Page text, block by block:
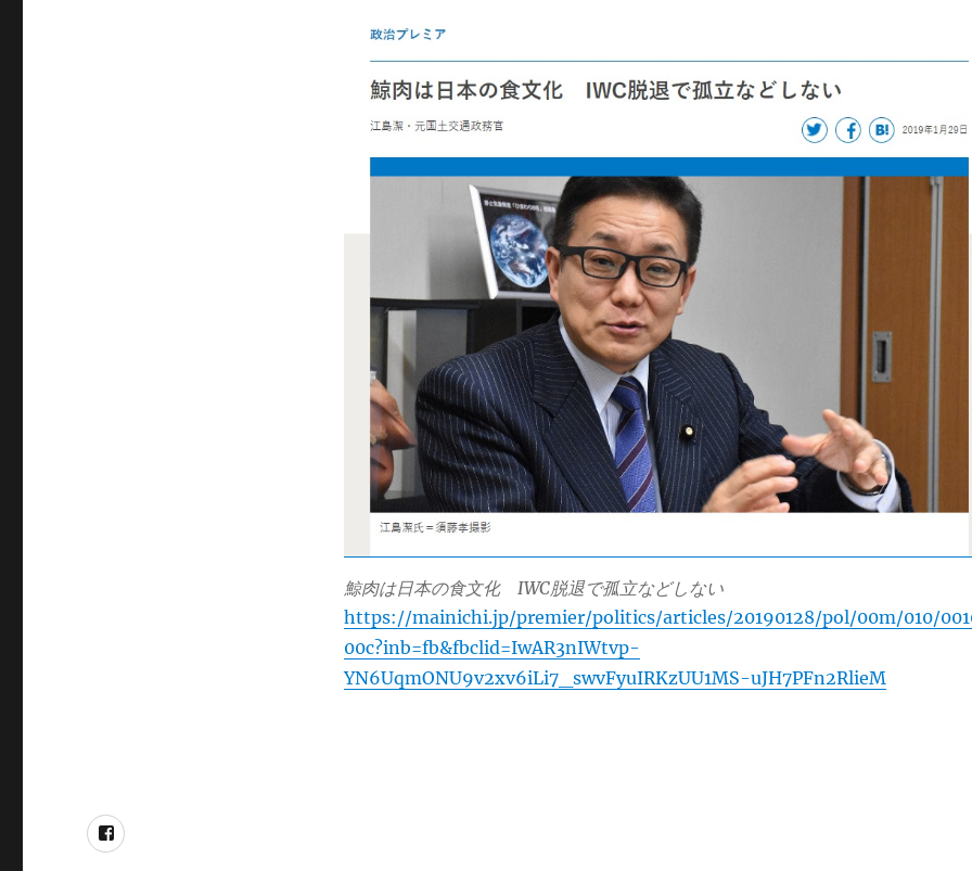
鯨肉は日本の食文化 IWC脱退で孤立などしない
https://mainichi.jp/premier/politics/articles/20190128/pol/00m/010/
00c?inb=fb&fbclid=IwAR3nIWtvp-
YN6UqmONU9v2xv6iLi7_swvFyuIRKzUU1MS-uJH7PFn2RlieM
Facebook